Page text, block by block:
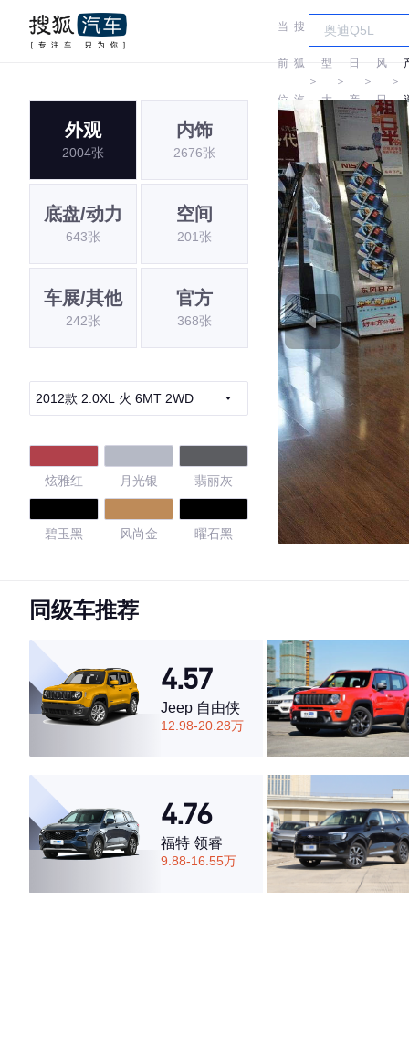
当
前
位
置:
搜
狐
汽
车
＞
车
型
大
全
＞
日
产
＞
风
日
产
＞
外观
2004张
内饰
2676张
底盘/动力
643张
空间
201张
车展/其他
242张
官方
368张
2012款 2.0XL 火 6MT 2WD
炫雅红 月光银 翡丽灰
碧玉黑 风尚金 曜石黑
4.63
·外观表现一般，低于52%同级车
·内饰表现一般，低于72%同级车
·空间表现一般，低于78%同级车
同级车推荐
4.57
Jeep 自由侠
12.98-20.28万
4.76
福特 领睿
9.88-16.55万